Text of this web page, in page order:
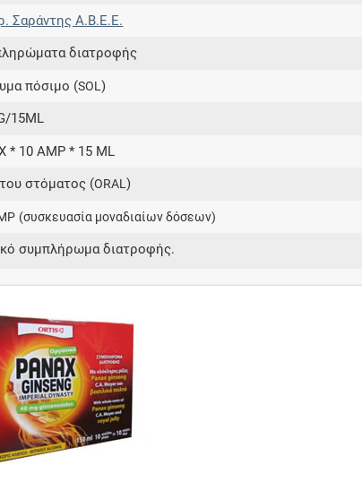
Μάθετε περισσότερα για τα οφέλη και τις
Ενδείξεις και αγωγές
νόσους, συμπτώματα και ιατρικές πράξεις
Γνωρίζατε ότι...
Μοιραζόμαστε μαζί σας γεγονότα της
πορείας του Galinos.gr από το 2011 μέχρι
Σαράντης Α.Β.Ε.Ε.
διατροφής
πόσιμο (SOL)
15ML
* 10 AMP * 15 ML
στόματος (ORAL)
(συσκευασία μοναδιαίων δόσεων)
συμπλήρωμα διατροφής.